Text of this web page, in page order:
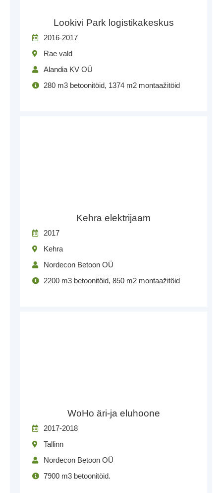
Lookivi Park logistikakeskus
2016-2017
Rae vald
Alandia KV OÜ
280 m3 betoonitöid, 1374 m2 montaažitöid
Kehra elektrijaam
2017
Kehra
Nordecon Betoon OÜ
2200 m3 betoonitöid, 850 m2 montaažitöid
WoHo äri-ja eluhoone
2017-2018
Tallinn
Nordecon Betoon OÜ
7900 m3 betoonitöid.